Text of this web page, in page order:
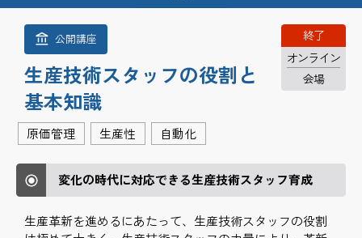
終了
オンライン
会場
公開講座
生産技術スタッフの役割と
基本知識
原価管理 生産性 自動化
変化の時代に対応できる生産技術スタッフ育成
生産革新を進めるにあたって、生産技術スタッフの役割